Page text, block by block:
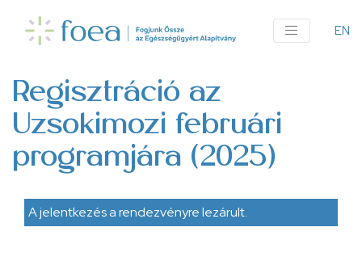
tartalomra
EN
Regisztráció az
Uzsokimozi februári
programjára (2025)
Állapotüzenet
A jelentkezés a rendezvényre lezárult.